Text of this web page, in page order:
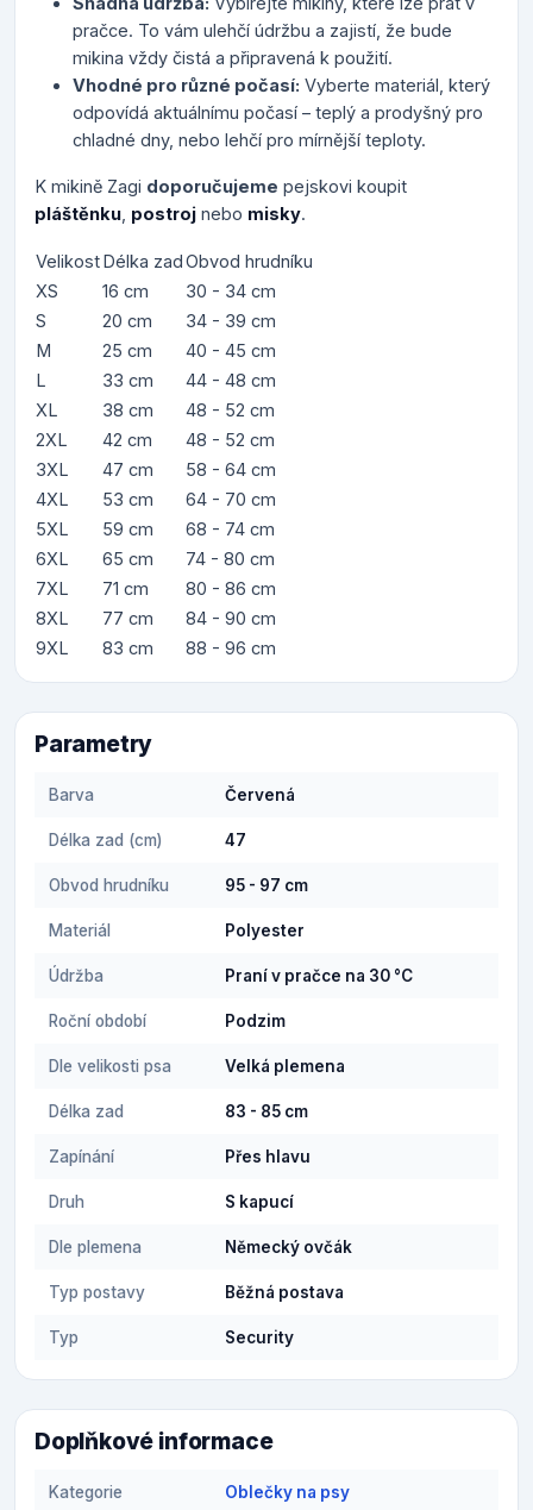
pračce. To vám ulehčí údržbu a zajistí, že bude
mikina vždy čistá a připravená k použití.
Vhodné pro různé počasí: Vyberte materiál, který
odpovídá aktuálnímu počasí – teplý a prodyšný pro
chladné dny, nebo lehčí pro mírnější teploty.
K mikině Zagi doporučujeme pejskovi koupit
pláštěnku postroj nebo misky.
VelikostDélka zadObvod hrudníku
XS
16 cm
30 - 34 cm
S
20 cm
34 - 39 cm
M
25 cm
40 - 45 cm
L
33 cm
44 - 48 cm
XL
38 cm
48 - 52 cm
2XL
42 cm
48 - 52 cm
3XL
47 cm
58 - 64 cm
4XL
53 cm
64 - 70 cm
5XL
59 cm
68 - 74 cm
6XL
65 cm
74 - 80 cm
7XL
71 cm
80 - 86 cm
8XL
77 cm
84 - 90 cm
9XL
83 cm 88 - 96 cm
Parametry
Barva Červená
Délka zad (cm) 47
Obvod hrudníku 95 - 97 cm
Materiál Polyester
Údržba Praní v pračce na 30 °C
Roční období Podzim
Dle velikosti psa Velká plemena
Délka zad 83 - 85 cm
Zapínání Přes hlavu
Druh S kapucí
Dle plemena Německý ovčák
Typ postavy Běžná postava
Typ Security
Doplňkové informace
Kategorie Oblečky na psy